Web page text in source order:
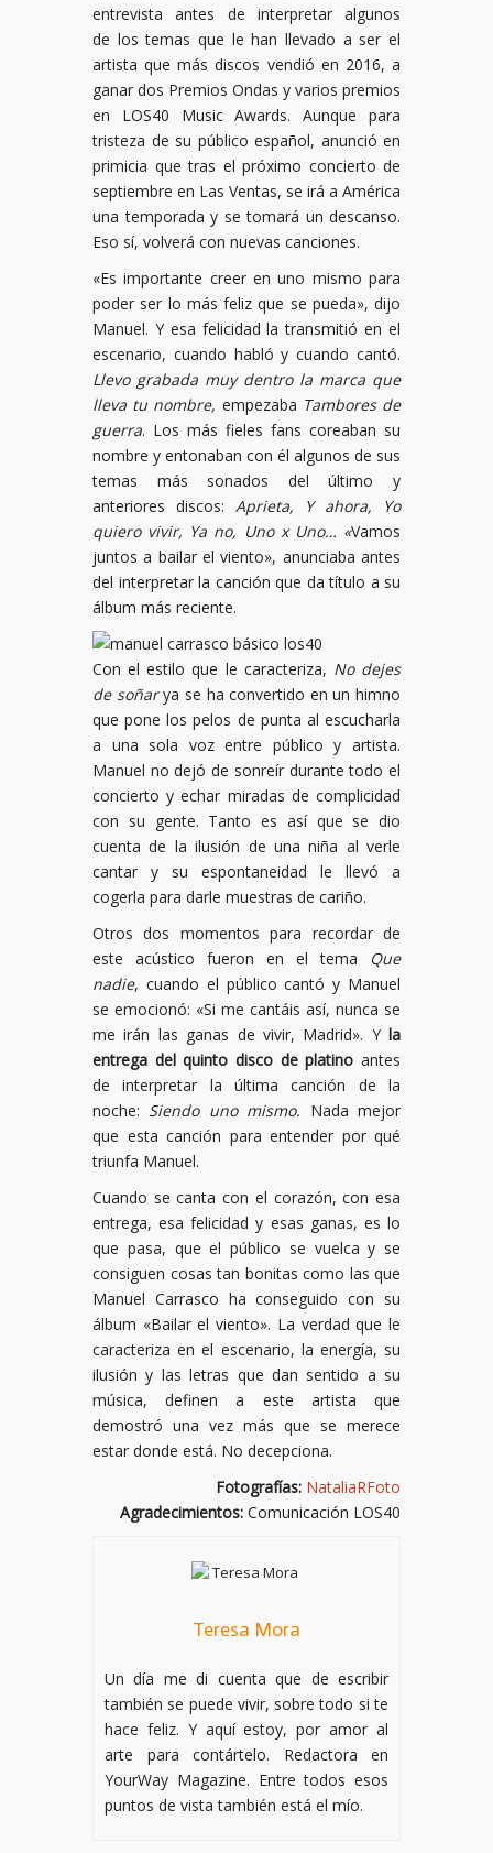
entrevista antes de interpretar algunos
de los temas que le han llevado a ser el
artista que más discos vendió en 2016, a
ganar dos Premios Ondas y varios premios
en LOS40 Music Awards. Aunque para
tristeza de su público español, anunció en
primicia que tras el próximo concierto de
septiembre en Las Ventas, se irá a América
una temporada y se tomará un descanso.
Eso sí, volverá con nuevas canciones.
«Es importante creer en uno mismo para
poder ser lo más feliz que se pueda», dijo
Manuel. Y esa felicidad la transmitió en el
escenario, cuando habló y cuando cantó.
Llevo grabada muy dentro la marca que
lleva tu nombre, empezaba Tambores de
guerra. Los más fieles fans coreaban su
nombre y entonaban con él algunos de sus
temas más sonados del último y
anteriores discos: Aprieta, Y ahora, Yo
quiero vivir, Ya no, Uno x Uno… «Vamos
juntos a bailar el viento», anunciaba antes
del interpretar la canción que da título a su
álbum más reciente.
Con el estilo que le caracteriza, No dejes
de soñarya se ha convertido en un himno
que pone los pelos de punta al escucharla
a una sola voz entre público y artista.
Manuel no dejó de sonreír durante todo el
concierto y echar miradas de complicidad
con su gente. Tanto es así que se dio
cuenta de la ilusión de una niña al verle
cantar y su espontaneidad le llevó a
cogerla para darle muestras de cariño.
Otros dos momentos para recordar de
este acústico fueron en el tema
Que
nadie, cuando el público cantó y Manuel
se emocionó: «Si me cantáis así, nunca se
me irán las ganas de vivir, Madrid». Y la
entrega del quinto disco de platino antes
de interpretar la última canción de la
noche: Siendo uno mismo. Nada mejor
que esta canción para entender por qué
triunfa Manuel.
Cuando se canta con el corazón, con esa
entrega, esa felicidad y esas ganas, es lo
que pasa, que el público se vuelca y se
consiguen cosas tan bonitas como las que
Manuel Carrasco ha conseguido con su
álbum «Bailar el viento». La verdad que le
caracteriza en el escenario, la energía, su
ilusión y las letras que dan sentido a su
música, definen a este artista que
demostró una vez más que se merece
estar donde está. No decepciona.
Fotografías: NataliaRFoto
Agradecimientos: Comunicación LOS40
Teresa Mora
Un día me di cuenta que de escribir
también se puede vivir, sobre todo si te
hace feliz. Y aquí estoy, por amor al
arte para contártelo. Redactora en
YourWay Magazine. Entre todos esos
puntos de vista también está el mío.